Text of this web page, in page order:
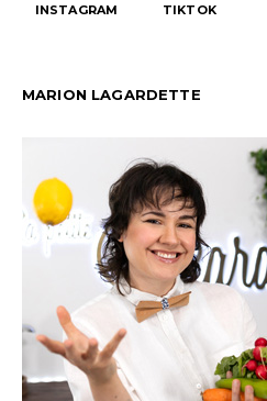
INSTAGRAM TIKTOK
MARION LAGARDETTE